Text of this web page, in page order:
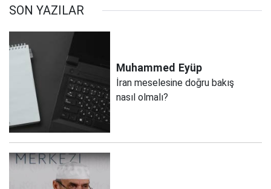
SON YAZILAR
Muhammed Eyüp
İran meselesine doğru bakış
nasıl olmalı?